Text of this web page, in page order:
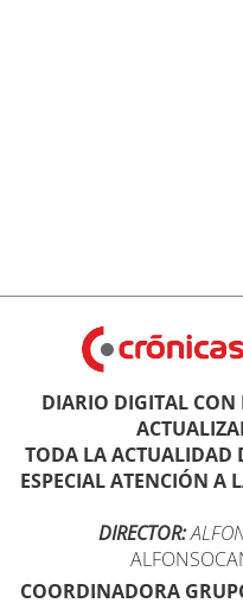
DIARIO DIGITAL
TODA LA ACTUALIDAD
ESPECIAL ATENCIÓN A
DIRECTOR:
COORDINADORA